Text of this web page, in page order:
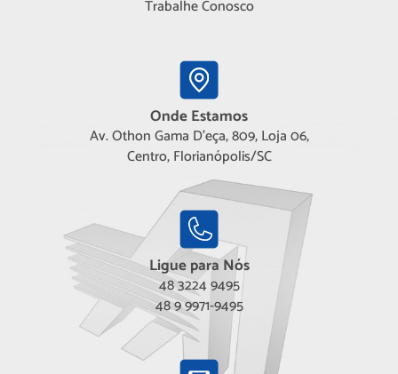
Trabalhe Conosco
Onde Estamos
Av. Othon Gama D'eça, 809, Loja 06,
Centro, Florianópolis/SC
Ligue para Nós
48 3224 9495
48 9 9971-9495